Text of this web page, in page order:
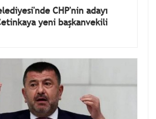
CHP'nin adayı
yeni başkanvekili